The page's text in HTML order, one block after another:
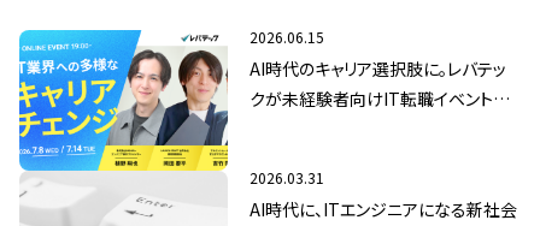
2026.06.15
AI時代のキャリア選択肢に。レバテッ
クが未経験者向けIT転職イベントを7
2026.03.31
AI時代に、ITエンジニアになる新社会